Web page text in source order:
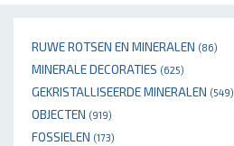
RUWE ROTSEN EN MINERALEN (86)
MINERALE DECORATIES (625)
GEKRISTALLISEERDE MINERALEN (549)
OBJECTEN (919)
FOSSIELEN (173)